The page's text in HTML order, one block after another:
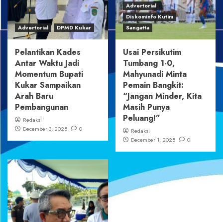
Advertorial DPMD Kukar
Pelantikan Kades
Antar Waktu Jadi
Momentum Bupati
Kukar Sampaikan
Arah Baru
Pembangunan
Redaksi
December 3, 2025
0
Advertorial
Diskominfo Kutim
Sangatta
Usai Persikutim
Tumbang 1-0,
Mahyunadi Minta
Pemain Bangkit:
“Jangan Minder, Kita
Masih Punya
Peluang!”
Redaksi
December 1, 2025
0